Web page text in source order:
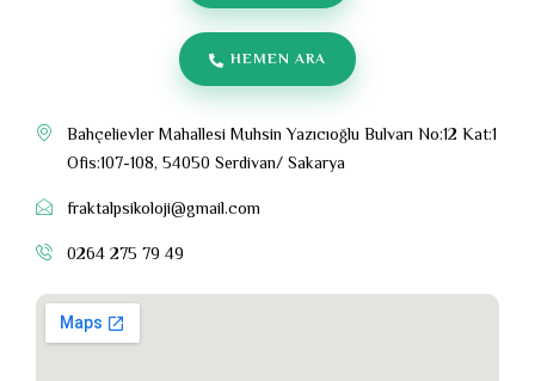
HEMEN ARA
Bahçelievler Mahallesi Muhsin Yazıcıoğlu Bulvarı No:12 Kat:1
Ofis:107-108, 54050 Serdivan/ Sakarya
fraktalpsikoloji@gmail.com
0264 275 79 49